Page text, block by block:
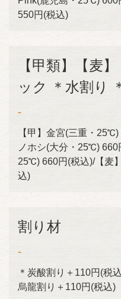
550円(税込)
【甲類】【麦
ック ＊水割り
-
【甲】金宮(三重・
ノホシ(大分・25℃) 660
25℃) 660円(税込)/【麦
込)
割り材
-
＊炭酸割り＋110円(税
烏龍割り＋110円(税込)